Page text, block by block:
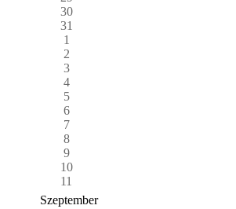
30
31
1
2
3
4
5
6
7
8
9
10
11
Szeptember